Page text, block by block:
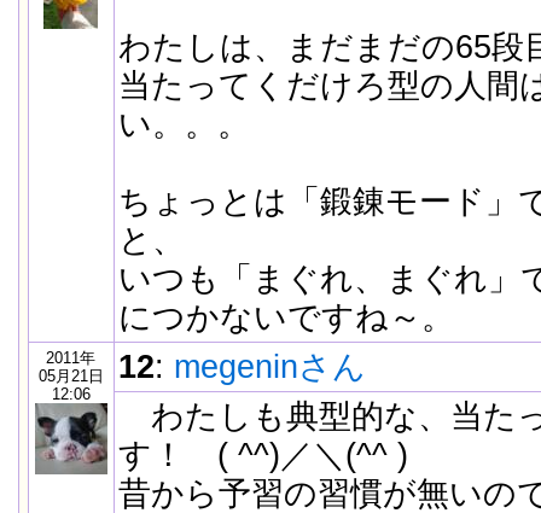
わたしは、まだまだの65段
当たってくだけろ型の人間
い。。。
ちょっとは「鍛錬モード」
と、
いつも「まぐれ、まぐれ」
につかないですね～。
2011年
05月21日
12:06
12: megeninさん
わたしも典型的な、当た
す！ ( ^^)／＼(^^ )
昔から予習の習慣が無いの